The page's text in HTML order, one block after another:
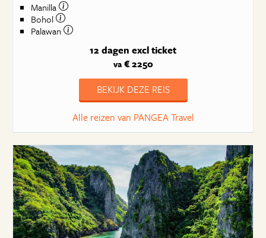
Manilla
Bohol
Palawan
12 dagen excl ticket
va€ 2250
BEKIJK DEZE REIS
Alle reizen van PANGEA Travel